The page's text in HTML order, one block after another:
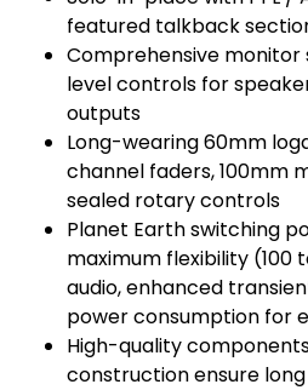
featured talkback
Comprehensive
level controls for
outputs
Long-wearing 60mm
channel faders, 100mm
sealed rotary controls
Planet Earth switching
maximum flexibility (100
audio, enhanced
power consumption for
High-quality
construction ensure